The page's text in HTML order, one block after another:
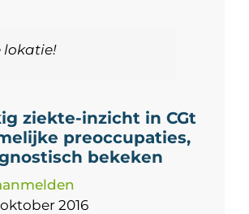
lokatie!
ziekte-inzicht in CGt
preoccupaties,
bekeken
2016